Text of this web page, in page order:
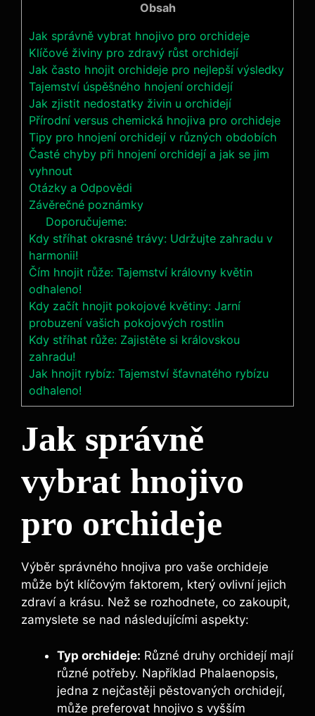
Obsah
Jak správně vybrat hnojivo‍ pro orchideje
Klíčové živiny⁢ pro ⁣zdravý růst orchidejí
Jak často hnojit orchideje pro nejlepší výsledky
Tajemství úspěšného hnojení orchidejí
Jak zjistit nedostatky živin ⁢u orchidejí
Přírodní versus⁤ chemická hnojiva ⁣pro orchideje
Tipy pro hnojení orchidejí​ v různých obdobích
Časté chyby při hnojení orchidejí⁣ a jak se jim ​
vyhnout
Otázky ⁢a Odpovědi
Závěrečné poznámky
Doporučujeme:
Kdy stříhat okrasné trávy: Udržujte zahradu v
harmonii!
Čím hnojit růže: Tajemství královny květin
odhaleno!
Kdy začít hnojit pokojové květiny: Jarní
probuzení vašich pokojových rostlin
Kdy stříhat růže: Zajistěte si královskou
zahradu!
Jak hnojit rybíz: Tajemství šťavnatého rybízu
odhaleno!
Jak správně
vybrat hnojivo‍
pro orchideje
Výběr⁤ správného hnojiva pro vaše orchideje
může ​být klíčovým faktorem, který ovlivní jejich
zdraví a krásu. Než se rozhodnete, co zakoupit,
zamyslete⁢ se nad ⁢následujícími aspekty:
Typ orchideje: Různé ⁢druhy ⁤orchidejí ‌mají⁤
různé potřeby. Například Phalaenopsis,
jedna z ⁣nejčastěji pěstovaných orchidejí,
může preferovat⁤ hnojivo ‌s⁢ vyšším